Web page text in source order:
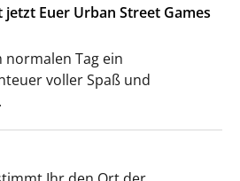
Euer Urban Street Games
normalen Tag ein
voller Spaß und